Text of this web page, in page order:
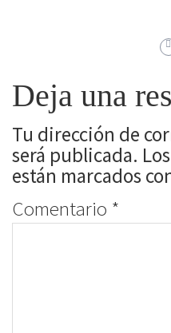
Deja una
Tu dirección de
será publicada.
están marcados
Comentario *